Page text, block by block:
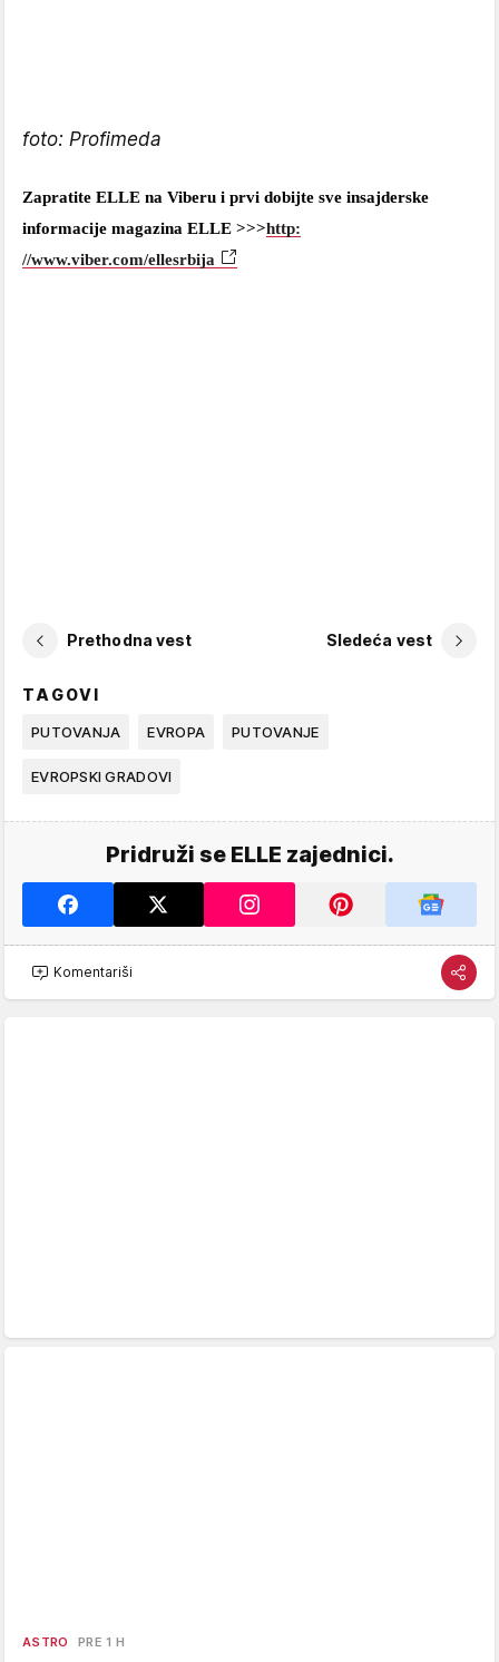
foto: Profimeda
Zapratite ELLE na Viberu i prvi dobijte sve insajderske
informacije magazina ELLE >>>http:
//www.viber.com/ellesrbija
Prethodna vest Sledeća vest
TAGOVI
PUTOVANJA EVROPA PUTOVANJE
EVROPSKI GRADOVI
Pridruži se ELLE zajednici.
Komentariši
ASTRO PRE 1 H